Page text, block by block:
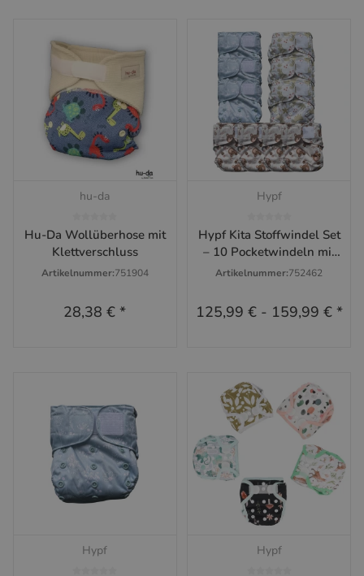
hu-da
Hu-Da Wollüberhose mit
Klettverschluss
Artikelnummer:751904
28,38 €*
Hypf
Hypf Kita Stoffwindel Set
– 10 Pocketwindeln mit
Klett
Artikelnummer:752462
125,99 €- 159,99 € *
Hypf Hypf